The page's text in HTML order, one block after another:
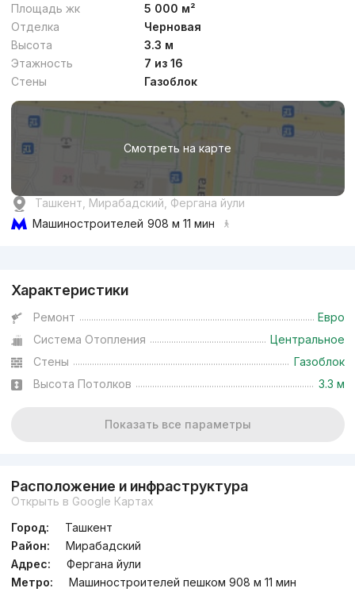
Площадь жк
5 000 м²
Отделка
Черновая
Высота
3.3 м
Этажность
7 из 16
Стены
Газоблок
Смотреть на карте
Ташкент, Мирабадский, Фергана йули
Машиностроителей 908 м 11 мин
Характеристики
Ремонт
Евро
Система Отопления
Центральное
Стены
Газоблок
Высота Потолков
3.3 м
Показать все параметры
Расположение и инфраструктура
Открыть в Google Картах
Город:
Ташкент
Район:
Мирабадский
Адрес:
Фергана йули
Метро:
Машиностроителей пешком 908 м 11 мин